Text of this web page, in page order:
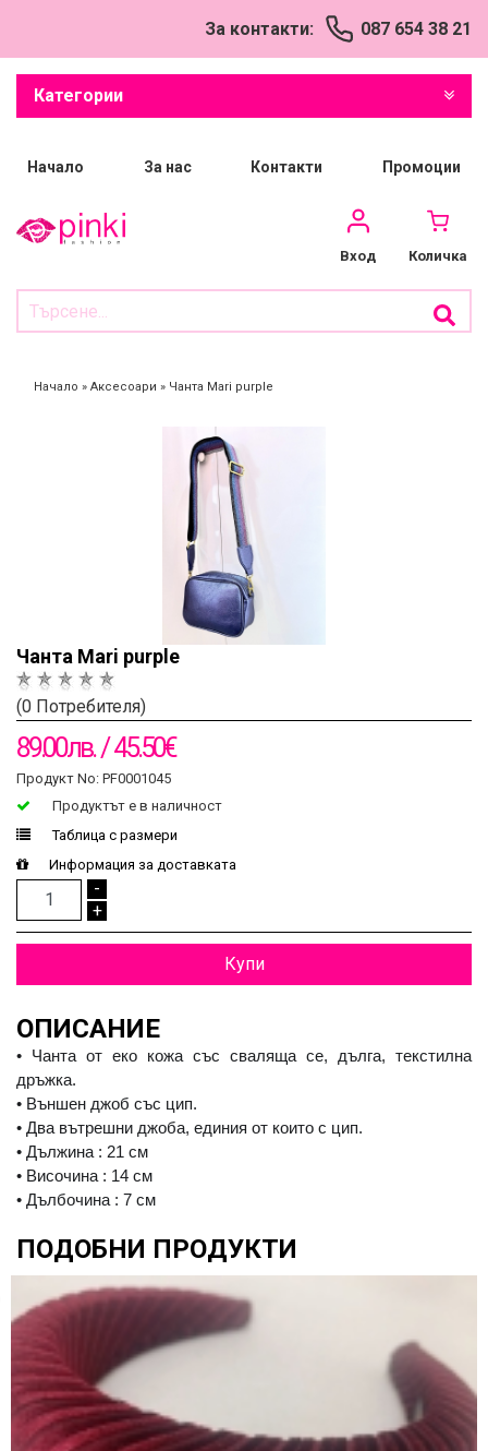
За контакти: 087 654 38 21
Категории
Начало За нас Контакти Промоции
Вход Количка
Начало » Аксесоари » Чанта Mari purple
Чанта Mari purple
(0 Потребителя)
89.00лв. / 45.50€
Продукт No: PF0001045
Продуктът e в наличност
Таблица с размери
Информация за доставката
+
-
Купи
ОПИСАНИЕ
• Чанта от еко кожа със сваляща се, дълга, текстилна
дръжка.
• Външен джоб със цип.
• Два вътрешни джоба, единия от които с цип.
• Дължина : 21 см
• Височина : 14 см
• Дълбочина : 7 см
ПОДОБНИ ПРОДУКТИ